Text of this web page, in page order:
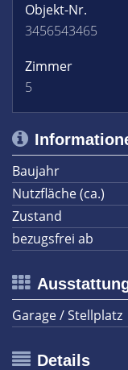
Objekt-Nr.
3456543465
Zimmer
5
Baujahr
Nutzfläche (ca.)
Zustand
bezugsfrei ab
Garage / Stellplatz
Details